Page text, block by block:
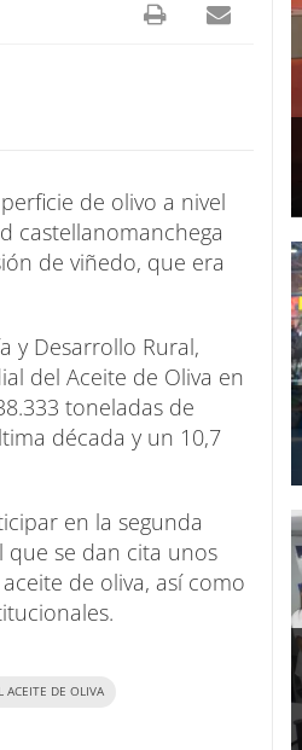
de olivo a nivel
castellanomanchega
de viñedo, que era
y Desarrollo Rural,
del Aceite de Oliva en
toneladas de
década y un 10,7
en la segunda
que se dan cita unos
de oliva, así como
ACEITE DE OLIVA